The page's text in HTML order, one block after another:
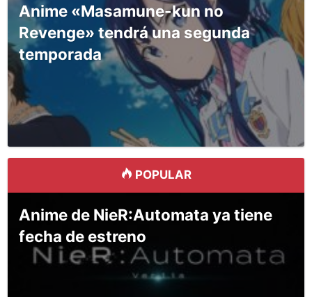
Anime «Masamune-kun no
Revenge» tendrá una segunda
temporada
POPULAR
Anime de NieR:Automata ya tiene
fecha de estreno